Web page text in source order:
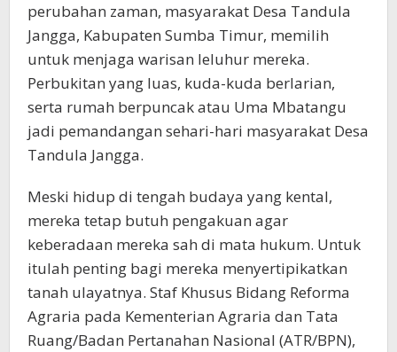
perubahan zaman, masyarakat Desa Tandula
Jangga, Kabupaten Sumba Timur, memilih
untuk menjaga warisan leluhur mereka.
Perbukitan yang luas, kuda-kuda berlarian,
serta rumah berpuncak atau Uma Mbatangu
jadi pemandangan sehari-hari masyarakat Desa
Tandula Jangga.
Meski hidup di tengah budaya yang kental,
mereka tetap butuh pengakuan agar
keberadaan mereka sah di mata hukum. Untuk
itulah penting bagi mereka menyertipikatkan
tanah ulayatnya. Staf Khusus Bidang Reforma
Agraria pada Kementerian Agraria dan Tata
Ruang/Badan Pertanahan Nasional (ATR/BPN),